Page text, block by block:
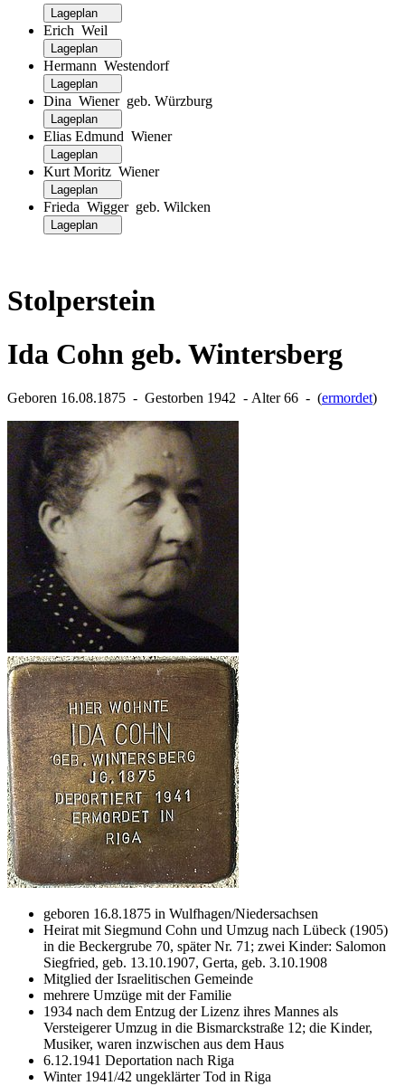
Erich Weil
Hermann Westendorf
Dina Wiener geb. Würzburg
Elias Edmund Wiener
Kurt Moritz Wiener
Frieda Wigger geb. Wilcken
Stolperstein
Ida Cohn geb. Wintersberg
Geboren 16.08.1875 ‐ Gestorben 1942 ‐ Alter 66 ‐ (ermordet)
geboren 16.8.1875 in Wulfhagen/Niedersachsen
Heirat mit Siegmund Cohn und Umzug nach Lübeck (1905)
in die Beckergrube 70, später Nr. 71; zwei Kinder: Salomon
Siegfried, geb. 13.10.1907, Gerta, geb. 3.10.1908
Mitglied der Israelitischen Gemeinde
mehrere Umzüge mit der Familie
1934 nach dem Entzug der Lizenz ihres Mannes als
Versteigerer Umzug in die Bismarckstraße 12; die Kinder,
Musiker, waren inzwischen aus dem Haus
6.12.1941 Deportation nach Riga
Winter 1941/42 ungeklärter Tod in Riga